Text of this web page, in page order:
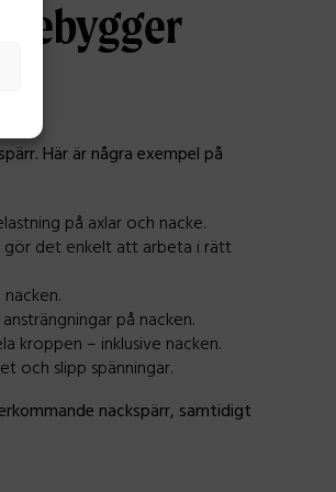
Här är några exempel på
på axlar och nacke.
gör det enkelt att arbeta i rätt
på nacken.
kroppen – inklusive nacken.
och slipp spänningar.
nackspärr, samtidigt